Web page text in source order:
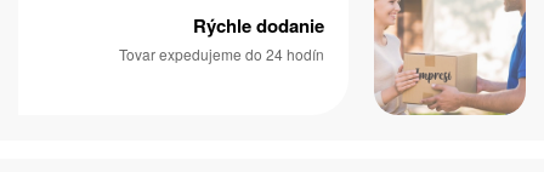
Rýchle dodanie
Tovar expedujeme do 24 hodín